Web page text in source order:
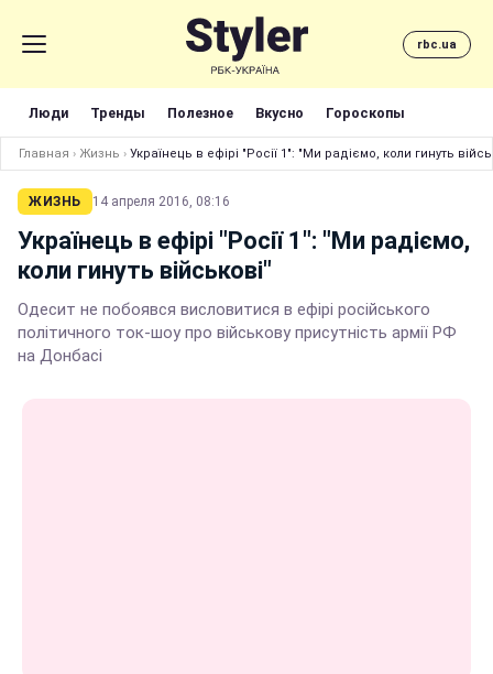
rbc.ua
Люди Тренды Полезное Вкусно Гороскопы
Главная › Жизнь › Українець в ефірі "Росії 1": "Ми радіємо, коли гинуть
ЖИЗНЬ 14 апреля 2016, 08:16
Українець в ефірі "Росії 1": "Ми радіємо,
коли гинуть військові"
Одесит не побоявся висловитися в ефірі російського
політичного ток-шоу про військову присутність армії РФ
на Донбасі